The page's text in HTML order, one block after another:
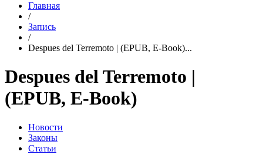
Главная
/
Запись
/
Despues del Terremoto | (EPUB, E-Book)...
Despues del Terremoto |
(EPUB, E-Book)
Новости
Законы
Статьи